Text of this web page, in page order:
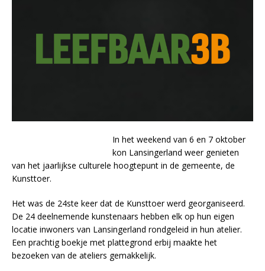
In het weekend van 6 en 7 oktober
kon Lansingerland weer genieten
van het jaarlijkse culturele hoogtepunt in de gemeente, de
Kunsttoer.
Het was de 24ste keer dat de Kunsttoer werd georganiseerd.
De 24 deelnemende kunstenaars hebben elk op hun eigen
locatie inwoners van Lansingerland rondgeleid in hun atelier.
Een prachtig boekje met plattegrond erbij maakte het
bezoeken van de ateliers gemakkelijk.